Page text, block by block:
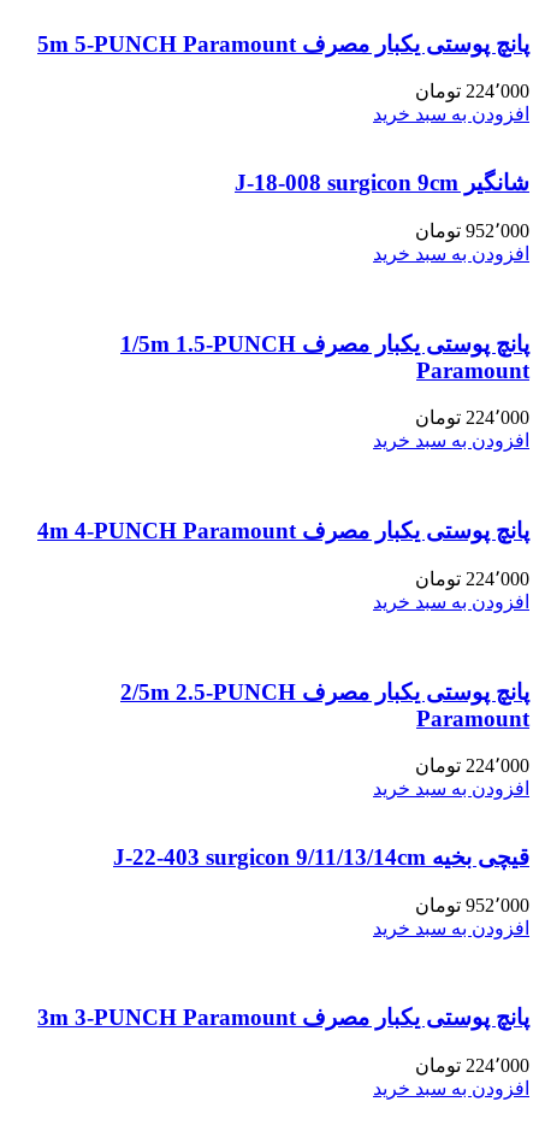
پانچ پوستی یکبار مصرف 5m 5-PUNCH Paramount
224٬000 تومان
افزودن به سبد خرید
شانگیر J-18-008 surgicon 9cm
952٬000 تومان
افزودن به سبد خرید
پانچ پوستی یکبار مصرف 1/5m 1.5-PUNCH
Paramount
224٬000 تومان
افزودن به سبد خرید
پانچ پوستی یکبار مصرف 4m 4-PUNCH Paramount
224٬000 تومان
افزودن به سبد خرید
پانچ پوستی یکبار مصرف 2/5m 2.5-PUNCH
Paramount
224٬000 تومان
افزودن به سبد خرید
قیچی بخیه J-22-403 surgicon 9/11/13/14cm
952٬000 تومان
افزودن به سبد خرید
پانچ پوستی یکبار مصرف 3m 3-PUNCH Paramount
224٬000 تومان
افزودن به سبد خرید